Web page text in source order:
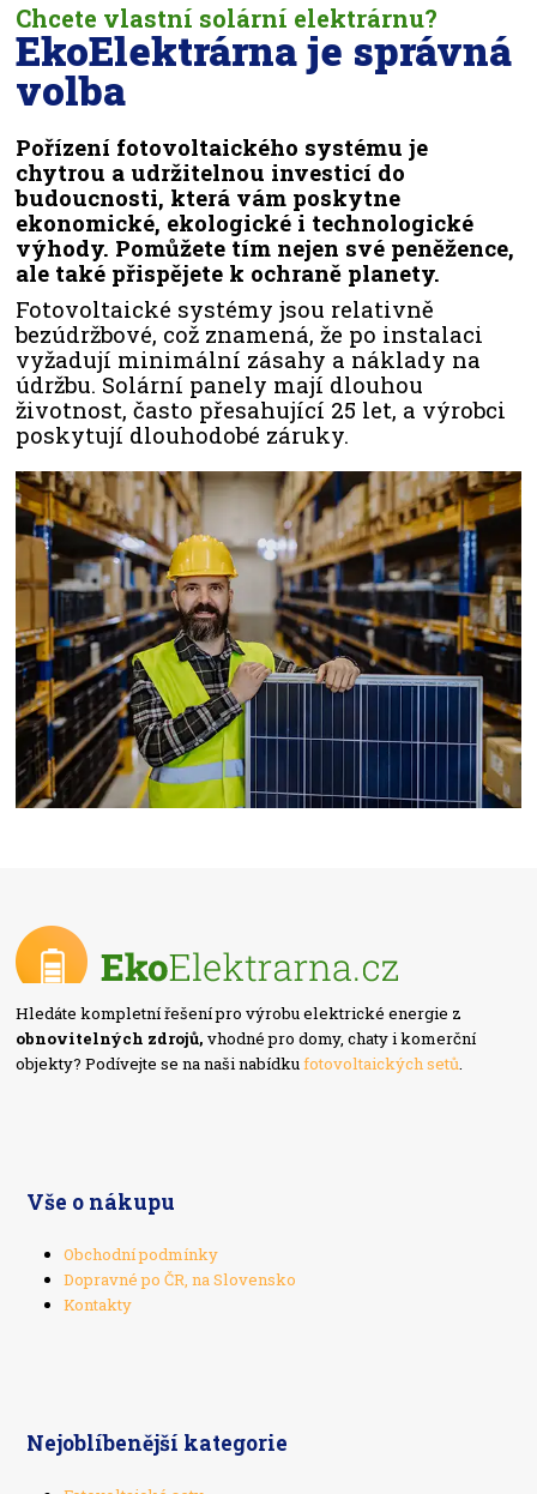
Chcete vlastní solární elektrárnu?
EkoElektrárna je správná
volba
Pořízení fotovoltaického systému je
chytrou a udržitelnou investicí do
budoucnosti, která vám poskytne
ekonomické, ekologické i technologické
výhody. Pomůžete tím nejen své peněžence,
ale také přispějete k ochraně planety.
Fotovoltaické systémy jsou relativně
bezúdržbové, což znamená, že po instalaci
vyžadují minimální zásahy a náklady na
údržbu. Solární panely mají dlouhou
životnost, často přesahující 25 let, a výrobci
poskytují dlouhodobé záruky.
Hledáte kompletní řešení pro výrobu elektrické energie z
obnovitelných zdrojů, vhodné pro domy, chaty i komerční
objekty? Podívejte se na naši nabídkufotovoltaických setů.
Vše o nákupu
Obchodní podmínky
Dopravné po ČR, na Slovensko
Kontakty
Nejoblíbenější kategorie